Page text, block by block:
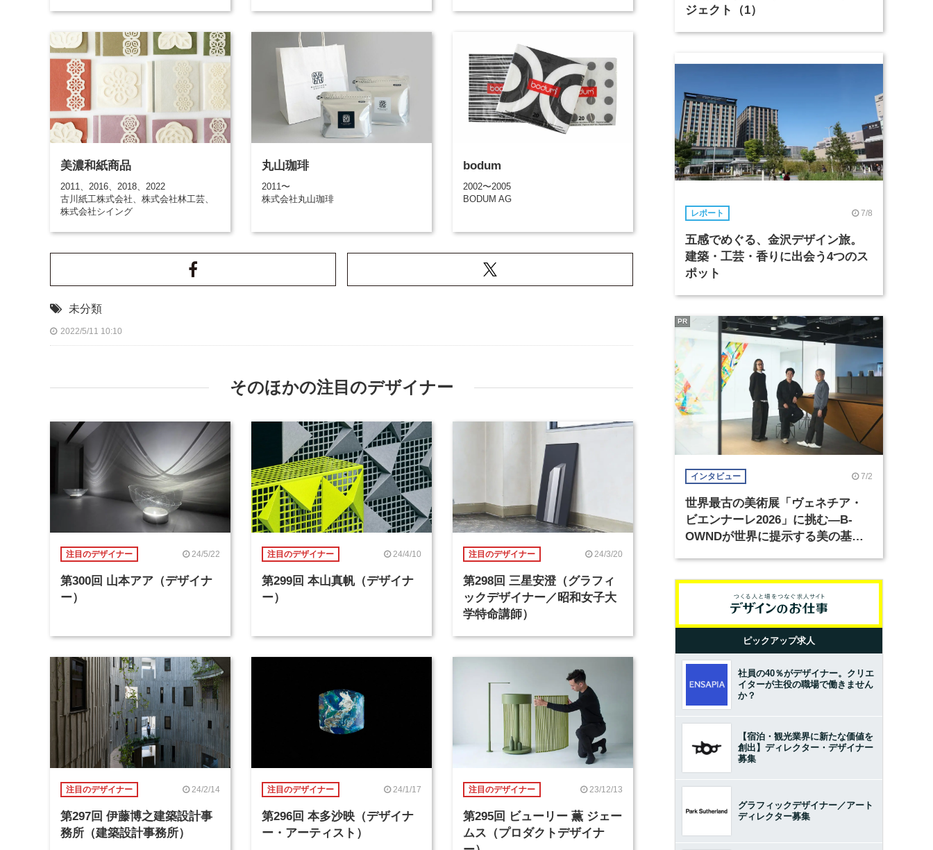
美濃和紙商品
2011、2016、2018、2022
古川紙工株式会社、株式会社林工芸、
株式会社シイング
丸山珈琲
2011〜
株式会社丸山珈琲
bodum
2002〜2005
BODUM AG
未分類
2022/5/11 10:10
そのほかの注目のデザイナー
注目のデザイナー 24/5/22
第300回 山本アア（デザイナ
ー）
注目のデザイナー 24/4/10
第299回 本山真帆（デザイナ
ー）
注目のデザイナー 24/3/20
第298回 三星安澄（グラフィ
ックデザイナー／昭和女子大
学特命講師）
注目のデザイナー 24/2/14
第297回 伊藤博之建築設計事
務所（建築設計事務所）
注目のデザイナー 24/1/17
第296回 本多沙映（デザイナ
ー・アーティスト）
注目のデザイナー 23/12/13
第295回 ビューリー 薫 ジェー
ムス（プロダクトデザイナ
ジェクト（1）
レポート 7/8
五感でめぐる、金沢デザイン旅。
建築・工芸・香りに出会う4つのス
ポット
インタビュー 7/2
世界最古の美術展「ヴェネチア・
ビエンナーレ2026」に挑む―B-
OWNDが世界に提示する美の基準
PR
ピックアップ求人
社員の40％がデザイナー。クリエ
イターが主役の職場で働きません
か？
【宿泊・観光業界に新たな価値を
創出】ディレクター・デザイナー
募集
グラフィックデザイナー／アート
ディレクター募集